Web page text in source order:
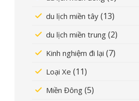
du lịch miền tây (13)
du lịch miền trung (2)
Kinh nghiệm đi lại (7)
Loại Xe (11)
Miền Đông (5)